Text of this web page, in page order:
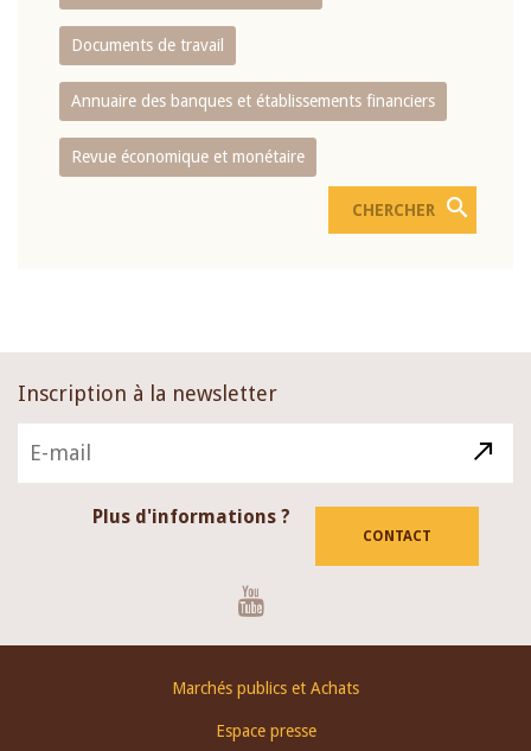
Documents de travail
Annuaire des banques et établissements financiers
Revue économique et monétaire
Inscription à la newsletter
Plus d'informations ?
CONTACT
Marchés publics et Achats
Espace presse